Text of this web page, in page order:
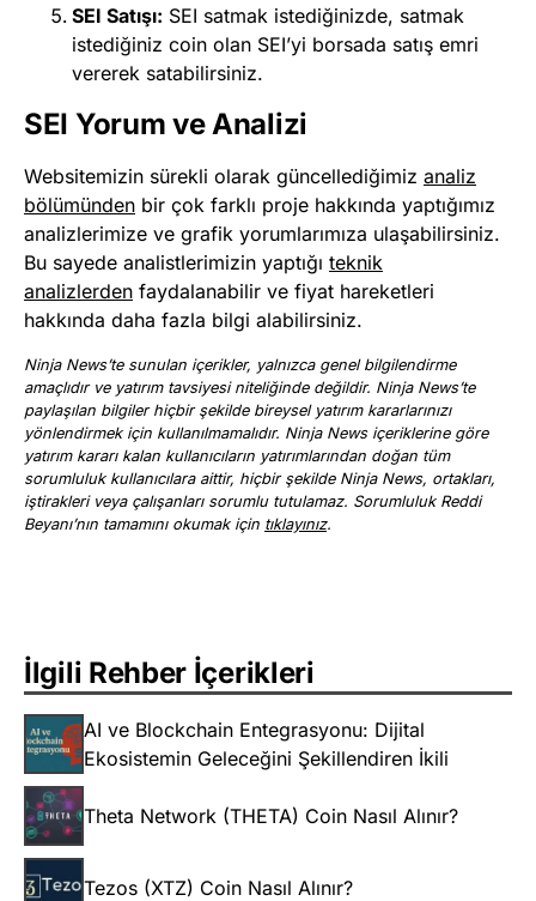
SEI Satışı: SEI satmak istediğinizde, satmak
istediğiniz coin olan SEI’yi borsada satış emri
vererek satabilirsiniz.
SEI Yorum ve Analizi
Websitemizin sürekli olarak güncellediğimiz analiz
bölümünden bir çok farklı proje hakkında yaptığımız
analizlerimize ve grafik yorumlarımıza ulaşabilirsiniz.
Bu sayede analistlerimizin yaptığı teknik
analizlerden faydalanabilir ve fiyat hareketleri
hakkında daha fazla bilgi alabilirsiniz.
Ninja News’te sunulan içerikler, yalnızca genel bilgilendirme
amaçlıdır ve yatırım tavsiyesi niteliğinde değildir. Ninja News’te
paylaşılan bilgiler hiçbir şekilde bireysel yatırım kararlarınızı
yönlendirmek için kullanılmamalıdır. Ninja News içeriklerine göre
yatırım kararı kalan kullanıcıların yatırımlarından doğan tüm
sorumluluk kullanıcılara aittir, hiçbir şekilde Ninja News, ortakları,
iştirakleri veya çalışanları sorumlu tutulamaz. Sorumluluk Reddi
Beyanı’nın tamamını okumak için tıklayınız.
İlgili Rehber İçerikleri
AI ve Blockchain Entegrasyonu: Dijital
Ekosistemin Geleceğini Şekillendiren İkili
Theta Network (THETA) Coin Nasıl Alınır?
Tezos (XTZ) Coin Nasıl Alınır?